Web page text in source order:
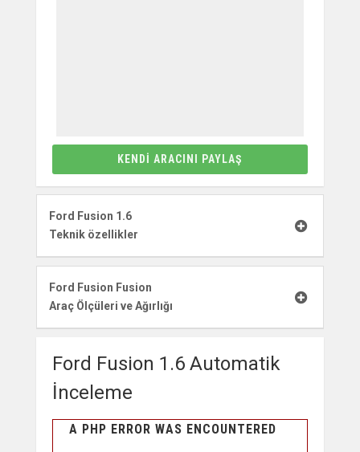
KENDI ARACINI PAYLAŞ
Ford Fusion 1.6
Teknik özellikler
Ford Fusion Fusion
Araç Ölçüleri ve Ağırlığı
Ford Fusion 1.6 Automatik
İnceleme
A PHP ERROR WAS ENCOUNTERED